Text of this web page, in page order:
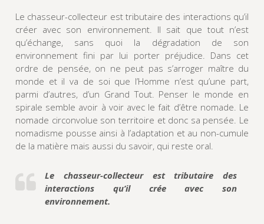
Le chasseur-collecteur est tributaire des interactions qu’il
créer avec son environnement. Il sait que tout n’est
qu’échange, sans quoi la dégradation de son
environnement fini par lui porter préjudice. Dans cet
ordre de pensée, on ne peut pas s’arroger maître du
monde et il va de soi que l’Homme n’est qu’une part,
parmi d’autres, d’un Grand Tout. Penser le monde en
spirale semble avoir à voir avec le fait d’être nomade. Le
nomade circonvolue son territoire et donc sa pensée. Le
nomadisme pousse ainsi à l’adaptation et au non-cumule
de la matière mais aussi du savoir, qui reste oral.
Le chasseur-collecteur est tributaire des
interactions qu’il crée avec son
environnement.